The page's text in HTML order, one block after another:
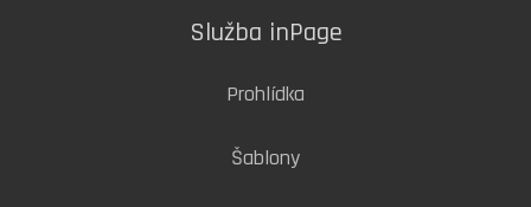
Služba inPage
Prohlídka
Šablony